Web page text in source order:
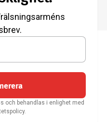
och behandlas i enlighet med